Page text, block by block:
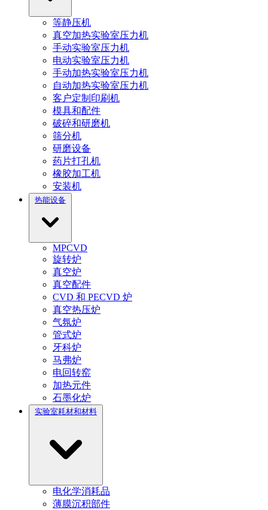
等静压机
真空加热实验室压力机
手动实验室压力机
电动实验室压力机
手动加热实验室压力机
自动加热实验室压力机
客户定制印刷机
模具和配件
破碎和研磨机
筛分机
研磨设备
药片打孔机
橡胶加工机
安装机
热能设备
MPCVD
旋转炉
真空炉
真空配件
CVD 和 PECVD 炉
真空热压炉
气氛炉
管式炉
牙科炉
马弗炉
电回转窑
加热元件
石墨化炉
实验室耗材和材料
电化学消耗品
薄膜沉积部件